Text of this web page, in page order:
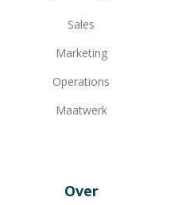
Sales
Marketing
Operations
Maatwerk
Over